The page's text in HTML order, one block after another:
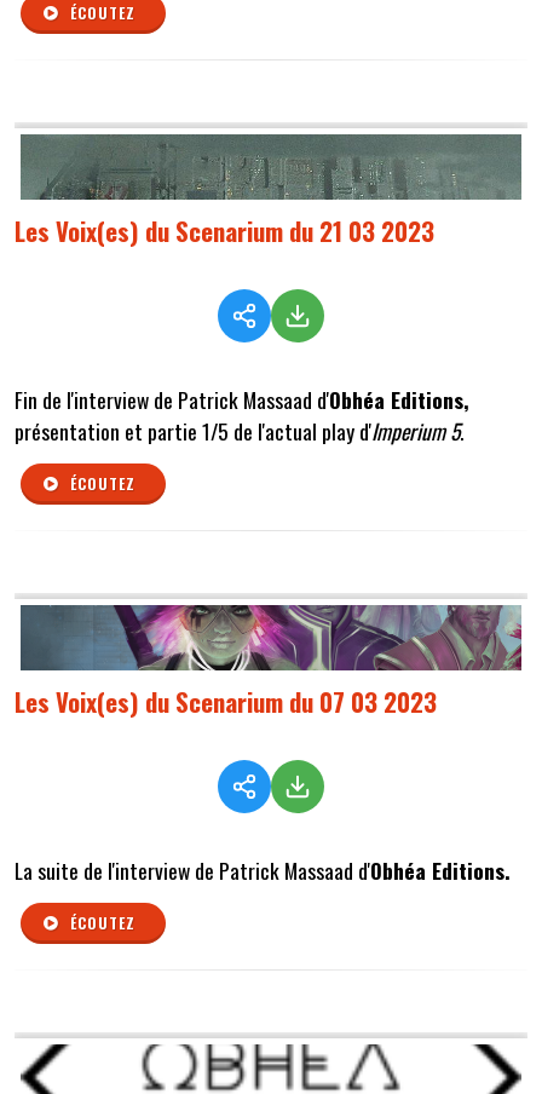
ÉCOUTEZ
Les Voix(es) du Scenarium du 21 03 2023
Fin de l'interview de Patrick Massaad d'Obhéa Editions,
présentation et partie 1/5 de l'actual play d'Imperium 5.
ÉCOUTEZ
Les Voix(es) du Scenarium du 07 03 2023
La suite de l'interview de Patrick Massaad d'Obhéa Editions.
ÉCOUTEZ